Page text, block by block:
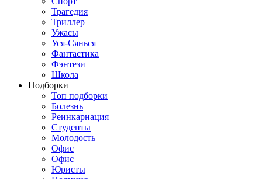
Трагедия
Триллер
Ужасы
Уся-Сянься
Фантастика
Фэнтези
Школа
Подборки
Топ подборки
Болезнь
Реинкарнация
Студенты
Молодость
Офис
Офис
Юристы